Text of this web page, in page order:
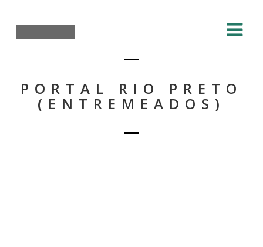
PORTAL RIO PRETO
(ENTREMEADOS)